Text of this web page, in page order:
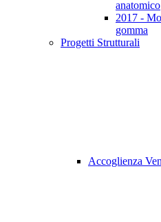
anatomico
2017 -
gomma
Progetti Strutturali
Accoglienza